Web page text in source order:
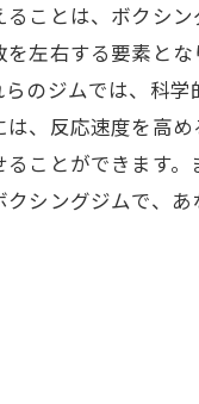
ることは、ボクシ
を左右する要素と
らのジムでは、科
は、反応速度を高
ることができます
クシングジムで、